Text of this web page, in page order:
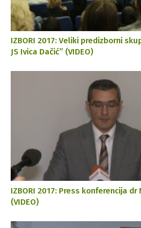
IZBORI 2017: Veliki predizborni
JS Ivica Dačić” (VIDEO)
IZBORI 2017: Press konferencija
(VIDEO)